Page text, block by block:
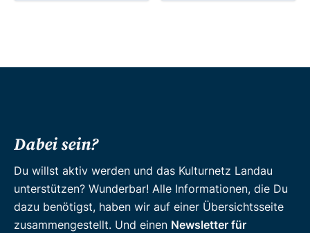
Dabei sein?
Du willst aktiv werden und das Kulturnetz Landau
unterstützen? Wunderbar! Alle Informationen, die Du
dazu benötigst, haben wir auf einer Übersichtsseite
zusammengestellt. Und einen Newsletter für